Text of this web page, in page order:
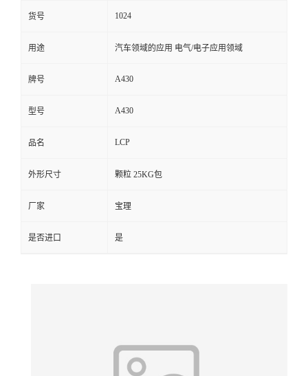
线
货号 1024
用途 汽车领域的应用 电气/电子应用领域
牌号 A430
型号 A430
品名 LCP
外形尺寸 颗粒 25KG包
厂家 宝理
是否进口 是